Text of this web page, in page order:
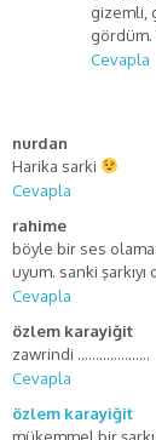
gizemli,
gördüm.
Cevapla
nurdan
Harika sarki
Cevapla
rahime
böyle bir ses
uyum. sanki şarkıyı
Cevapla
özlem karayiğit
zawrindi ………………..
Cevapla
özlem karayiğit
mükemmel bir